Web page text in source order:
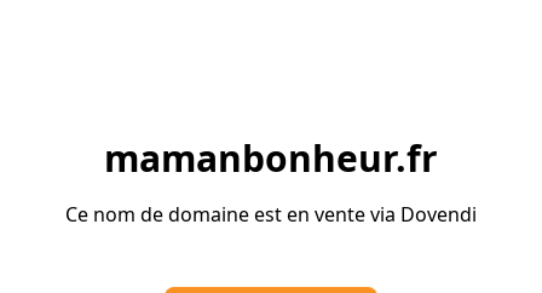
mamanbonheur.fr
Ce nom de domaine est en vente via Dovendi